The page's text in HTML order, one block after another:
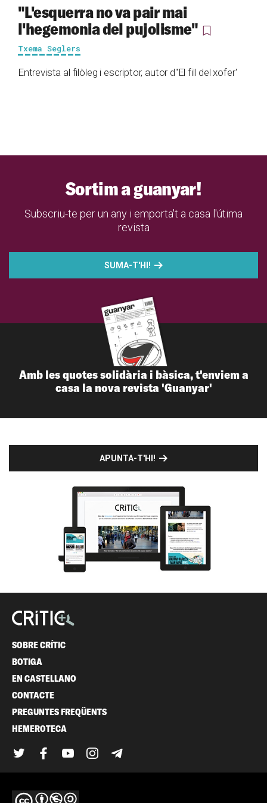
"L'esquerra no va pair mai
l'hegemonia del pujolisme"
Txema Seglers
Entrevista al filòleg i escriptor, autor d''El fill del xofer'
Sortim a guanyar!
Subscriu-te per un any i emporta't a casa l'útima
revista
SUMA-T'HI!
Amb les quotes solidària i bàsica, t'enviem a
casa la nova revista 'Guanyar'
APUNTA-T'HI!
SOBRE CRÍTIC
BOTIGA
EN CASTELLANO
CONTACTE
PREGUNTES FREQÜENTS
HEMEROTECA
TwitterFacebook
YouTubeInstagram